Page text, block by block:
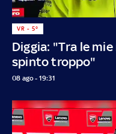
Diggia: "Tra le
spinto troppo"
VR - 5°
08 ago - 19:31